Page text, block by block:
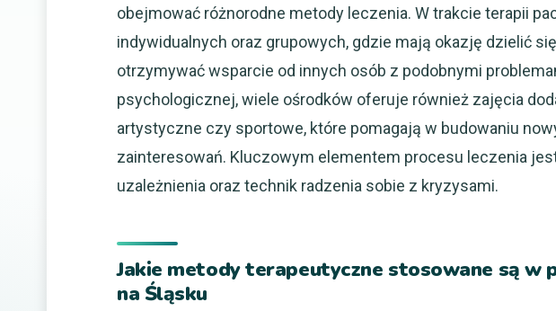
obejmować różnorodne metody leczenia. W trakcie terapii
indywidualnych oraz grupowych, gdzie mają okazję dzielić
otrzymywać wsparcie od innych osób z podobnymi
psychologicznej, wiele ośrodków oferuje również zajęcia
artystyczne czy sportowe, które pomagają w budowaniu
zainteresowań. Kluczowym elementem procesu leczenia
uzależnienia oraz technik radzenia sobie z kryzysami.
Jakie metody terapeutyczne stosowane są w
na Śląsku